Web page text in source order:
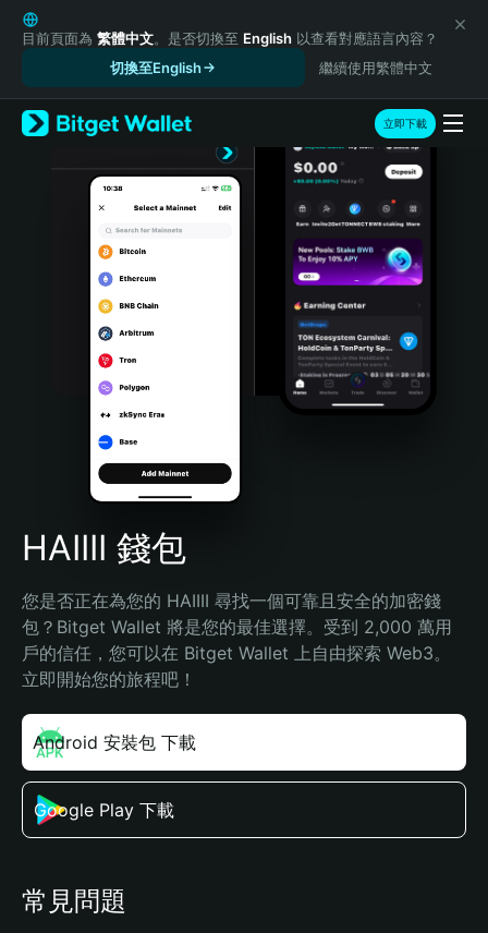
English
日本語
Русский
Español (Latinoamérica)
Türkçe
Português (Portugal)
Bahasa Indonesia
Português (Brasil)
Español (Argentina)
目前頁面為 繁體中文。是否切換至 English 以查看對應語言內容？
切換至English
繼續使用繁體中文
立即下載
HAIIII 錢包
您是否正在為您的 HAIIII 尋找一個可靠且安全的加密錢
包？Bitget Wallet 將是您的最佳選擇。受到 2,000 萬用
戶的信任，您可以在 Bitget Wallet 上自由探索 Web3。
立即開始您的旅程吧！
Android 安裝包 下載
Google Play 下載
常見問題